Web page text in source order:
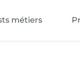
métiers